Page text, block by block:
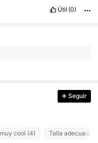
Útil (0)
Seguir
muy cool (4) Talla adecuada